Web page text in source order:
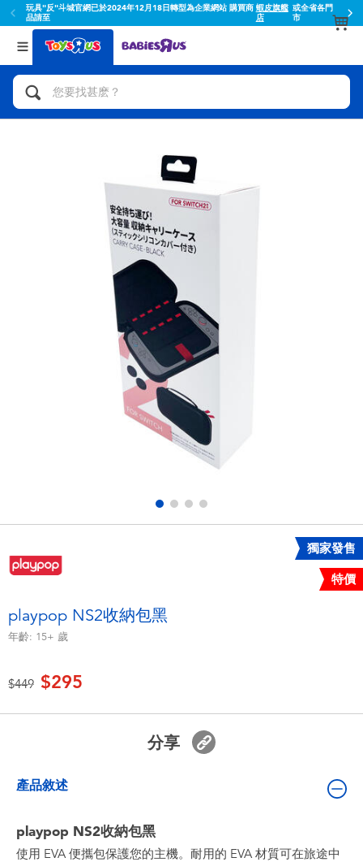
玩具"反"斗城官網已於2024年12月18日轉型為企業網站 購買商
品請至
蝦皮旗艦
店
或全省各門
市
返回
分類目錄
人氣英雄,角色扮演,射擊玩具
拼砌組合及樂高LEGO
玩具車,貨車,火車及遙控系列
手工藝,文具,蠟筆,泥膠,畫板
娃娃, 芭比,收藏公仔
遊戲及拼圖系列
派對用品
電池
任天堂 Switch
返回
品牌
Toy Story玩具總動員
Miniso名創優品
Disney Frozen迪士尼冰雪奇緣
NERF熱火 獨家發售
特價
playpop NS2收納包黑
年齡: 15+ 歲
價格從
$449至$295
分享
產品敘述
playpop NS2收納包黑
使用 EVA 便攜包保護您的主機。耐用的 EVA 材質可在旅途中